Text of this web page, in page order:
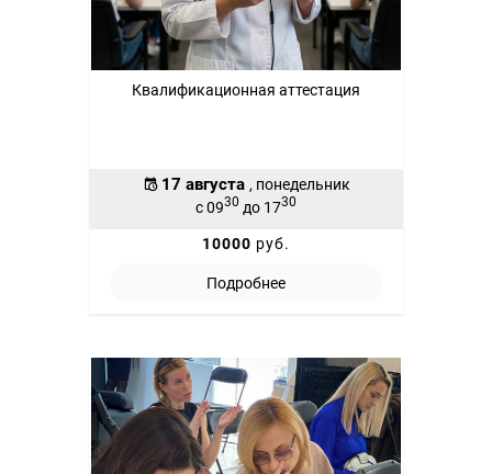
Квалификационная аттестация
17 августа , понедельник
с 0930 до 1730
10000 руб.
Подробнее